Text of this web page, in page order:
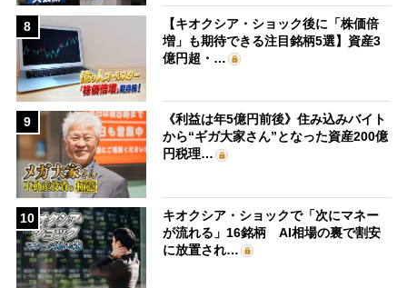
8
【キオクシア・ショック後に「株価倍
増」も期待できる注目銘柄5選】資産3
億円超・…
9
《利益は年5億円前後》住み込みバイト
から“ギガ大家さん”となった資産200億
円税理…
10
キオクシア・ショックで「次にマネー
が流れる」16銘柄 AI相場の裏で割安
に放置され…